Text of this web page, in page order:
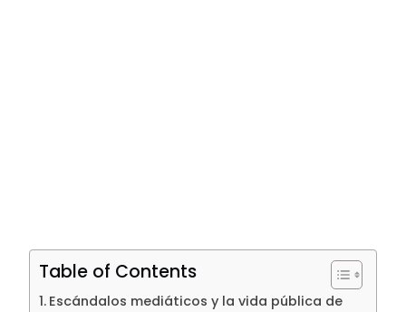
Table of Contents
Escándalos mediáticos y la vida pública de